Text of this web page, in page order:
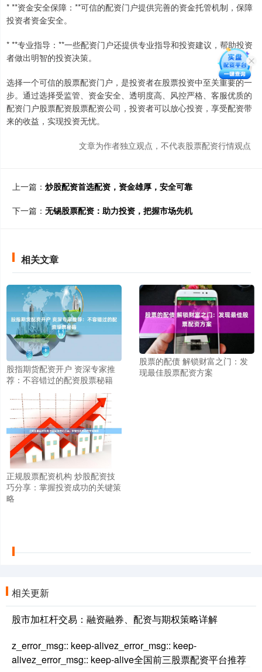
* **资金安全保障：**可信的配资门户提供完善的资金托管机制，保障
投资者资金安全。
* **专业指导：**一些配资门户还提供专业指导和投资建议，帮助投资
者做出明智的投资决策。
选择一个可信的股票配资门户，是投资者在股票投资中至关重要的一
步。通过选择受监管、资金安全、透明度高、风控严格、客服优质的
配资门户股票配资股票配资公司，投资者可以放心投资，享受配资带
来的收益，实现投资无忧。
文章为作者独立观点，不代表股票配资行情观点
上一篇： 炒股配资首选配资，资金雄厚，安全可靠
下一篇： 无锡股票配资：助力投资，把握市场先机
相关文章
股指期货配资开户 资深专家推
荐：不容错过的配资股票秘籍
股票的配债 解锁财富之门：发
现最佳股票配资方案
正规股票配资机构 炒股配资技
巧分享：掌握投资成功的关键策
略
相关更新
股市加杠杆交易：融资融券、配资与期权策略详解
z_error_msg:: keep-alivez_error_msg:: keep-
alivez_error_msg:: keep-alive全国前三股票配资平台推荐